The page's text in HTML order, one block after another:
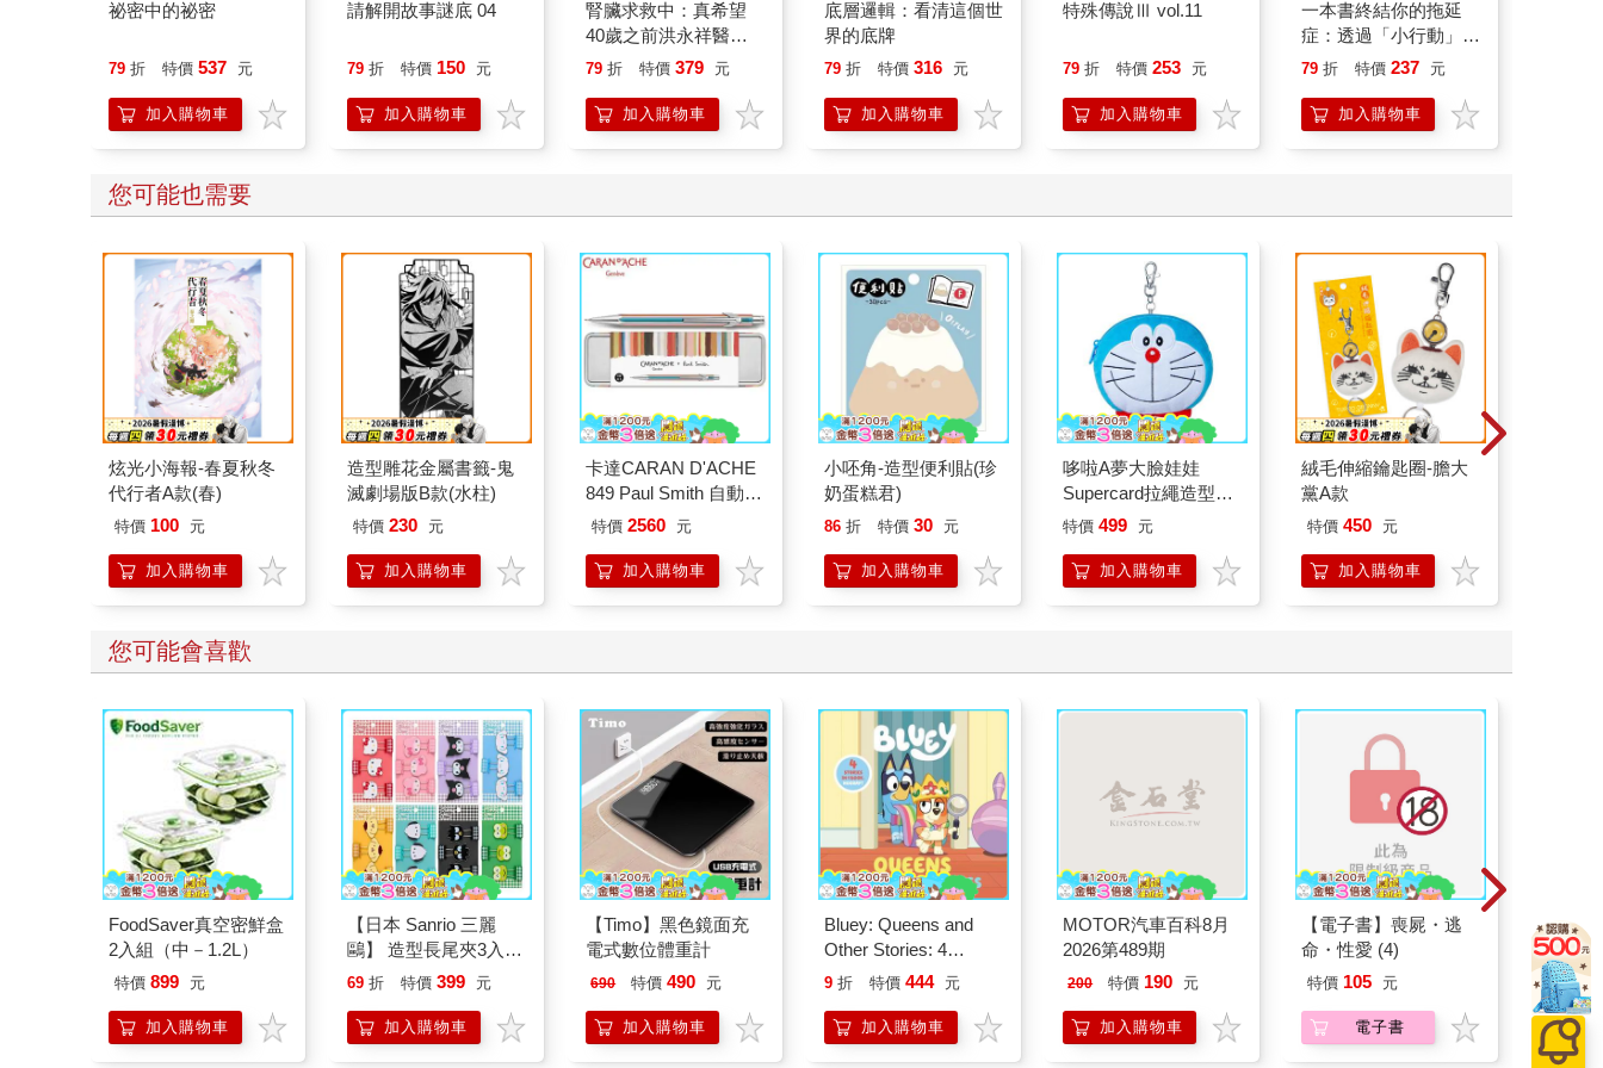
祕密中的祕密
79 折 特價 537 元
加入購物車
請解開故事謎底 04
79 折 特價 150 元
加入購物車
腎臟求救中：真希望
40歲之前洪永祥醫師
就告訴我這些事
79 折 特價 379 元
加入購物車
底層邏輯：看清這個世
界的底牌
79 折 特價 316 元
加入購物車
特殊傳說Ⅲ vol.11
79 折 特價 253 元
加入購物車
一本書終結你的拖延
症：透過「小行動」打
開大腦的行動開關，懶
的37個科學方法
79 折 特價 237 元
加入購物車
您可能也需要
炫光小海報-春夏秋冬
代行者A款(春)
特價 100 元
加入購物車
造型雕花金屬書籤-鬼
滅劇場版B款(水柱)
特價 230 元
加入購物車
卡達CARAN D'ACHE
849 Paul Smith 自動鉛
筆 ED.5 條紋銀
特價 2560 元
加入購物車
小呸角-造型便利貼(珍
奶蛋糕君)
86 折 特價 30 元
加入購物車
哆啦A夢大臉娃娃
Supercard拉繩造型悠
遊卡【受託代銷】
特價 499 元
加入購物車
絨毛伸縮鑰匙圈-膽大
黨A款
特價 450 元
加入購物車
您可能會喜歡
FoodSaver真空密鮮盒
2入組（中－1.2L）
特價 899 元
加入購物車
【日本 Sanrio 三麗
鷗】 造型長尾夾3入組
(8款可選) 凱蒂貓 Hello
企鵝
69 折 特價 399 元
加入購物車
【Timo】黑色鏡面充
電式數位體重計
690 特價 490 元
加入購物車
Bluey: Queens and
Other Stories: 4
Stories in 1 Book.
9 折 特價 444 元
加入購物車
MOTOR汽車百科8月
2026第489期
200 特價 190 元
加入購物車
【電子書】喪屍・逃
命・性愛 (4)
特價 105 元
電子書
吉伊卡哇 亞克
圈-兔兔
95 折
加